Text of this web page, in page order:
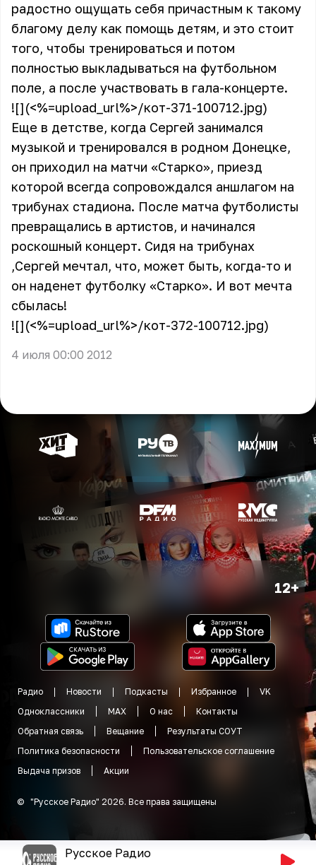
радостно ощущать себя причастным к такому
благому делу как помощь детям, и это стоит
того, чтобы тренироваться и потом
полностью выкладываться на футбольном
поле, а после участвовать в гала-концерте.
![](<%=upload_url%>/кот-371-100712.jpg)
Еще в детстве, когда Сергей занимался
музыкой и тренировался в родном Донецке,
он приходил на матчи «Старко», приезд
которой всегда сопровождался аншлагом на
трибунах стадиона. После матча футболисты
превращались в артистов, и начинался
роскошный концерт. Сидя на трибунах
,Сергей мечтал, что, может быть, когда-то и
он наденет футболку «Старко». И вот мечта
сбылась!
![](<%=upload_url%>/кот-372-100712.jpg)
4 июля 00:00 2012
12+
Радио Новости Подкасты Избранное
VK
Одноклассники
MAX О нас
Контакты
Обратная связь
Вещание
Результаты СОУТ
Политика безопасности
Пользовательское соглашение
Выдача призов
Акции
© "Русское Радио" 2026. Все права защищены
Русское Радио